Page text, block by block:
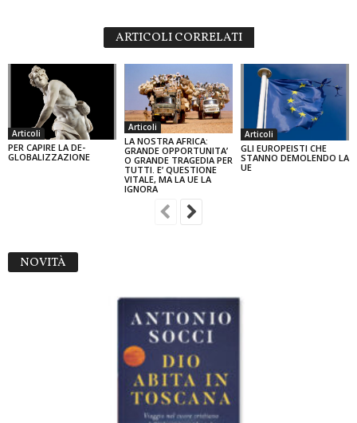
ARTICOLI CORRELATI
Articoli
PER CAPIRE LA DE-
GLOBALIZZAZIONE
Articoli
LA NOSTRA AFRICA:
GRANDE OPPORTUNITA’
O GRANDE TRAGEDIA PER
TUTTI. E’ QUESTIONE
VITALE, MA LA UE LA
IGNORA
Articoli
GLI EUROPEISTI CHE
STANNO DEMOLENDO LA
UE
NOVITÀ